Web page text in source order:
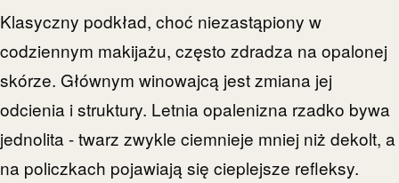
Klasyczny podkład, choć niezastąpiony w
codziennym makijażu, często zdradza na opalonej
skórze. Głównym winowajcą jest zmiana jej
odcienia i struktury. Letnia opalenizna rzadko bywa
jednolita - twarz zwykle ciemnieje mniej niż dekolt, a
na policzkach pojawiają się cieplejsze refleksy.